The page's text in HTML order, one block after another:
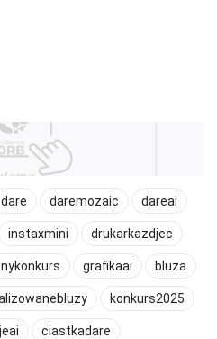
dare daremozaic dareai
instaxmini drukarkazdjec
grafikaai bluza
konkurs2025
ciastkadare